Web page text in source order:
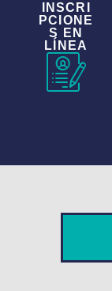
INSCRI
PCIONE
S EN
LÍNEA